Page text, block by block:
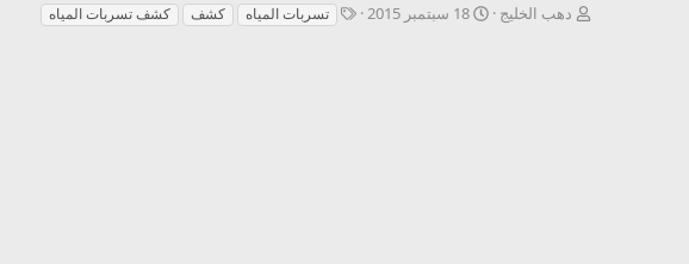
كدهب الخليج
ت18 سبتمبر 2015
Tتسربات المياه كشف كشف تسربات المياه